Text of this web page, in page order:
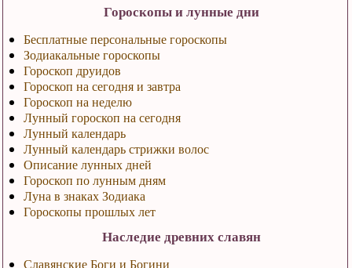
Гороскопы и лунные дни
Бесплатные персональные гороскопы
Зодиакальные гороскопы
Гороскоп друидов
Гороскоп на сегодня и завтра
Гороскоп на неделю
Лунный гороскоп на сегодня
Лунный календарь
Лунный календарь стрижки волос
Описание лунных дней
Гороскоп по лунным дням
Луна в знаках Зодиака
Гороскопы прошлых лет
Наследие древних славян
Славянские Боги и Богини